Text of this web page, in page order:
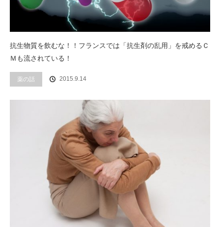
抗生物質を飲むな！！フランスでは「抗生剤の乱用」を戒めるＣ
Ｍも流されている！
薬の話 2015.9.14